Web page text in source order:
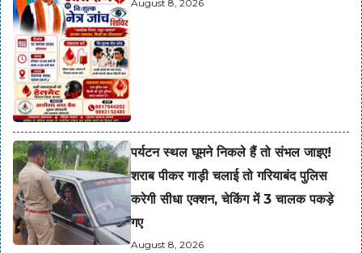
August 8, 2026
पर्यटन स्थल घूमने निकले हैं तो संभल जाइए!
शराब पीकर गाड़ी चलाई तो गरियाबंद पुलिस
करेगी सीधा एक्शन, चेकिंग में 3 चालक पकड़े
गए
August 8, 2026